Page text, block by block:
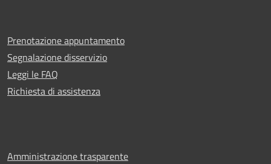
Prenotazione appuntamento
Segnalazione disservizio
Leggi le FAQ
Richiesta di assistenza
Amministrazione trasparente